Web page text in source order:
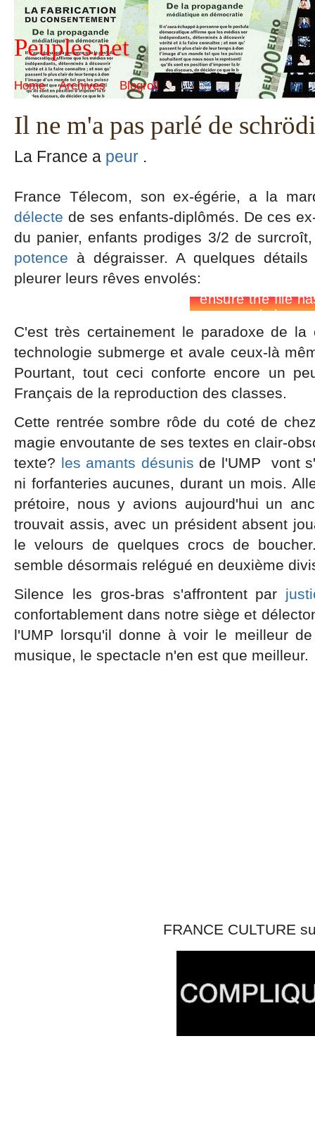
Peuples.net
Home Archives Blogroll
Il ne m'a pas parlé de
La France a peur .
France Télecom, son ex-égérie, a la
délecte de ses enfants-diplômés. De ces
du panier, enfants prodiges 3/2 de
potence à dégraisser. A quelques
pleurer leurs rêves envolés:
C'est très certainement le paradoxe de la
technologie submerge et avale ceux-là
Pourtant, tout ceci conforte encore un
Français de la reproduction des classes.
Cette rentrée sombre rôde du coté de
magie envoutante de ses textes en clair-
texte? les amants désunis de l'UMP vont
ni forfanteries aucunes, durant un mois.
prétoire, nous y avions aujourd'hui un
trouvait assis, avec un président absent
le velours de quelques crocs de
semble désormais relégué en deuxième
Silence les gros-bras s'affrontent par
confortablement dans notre siège et
l'UMP lorsqu'il donne à voir le meilleur
musique, le spectacle n'en est que meilleur.
FRANCE CULTURE